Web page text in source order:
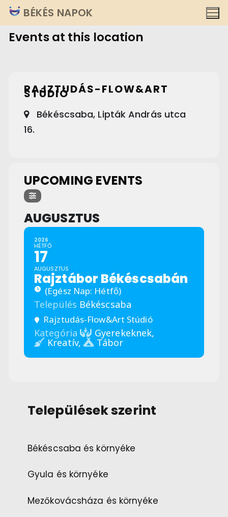
Ugrás
a
tartalomra
BÉKÉS NAPOK
Events at this location
RAJZTUDÁS-FLOW&ART
STÚDIÓ
Békéscsaba, Lipták András utca
16.
UPCOMING EVENTS
AUGUSZTUS
2026
HÉTFŐ
17
AUGUSZTUS
Rajztábor Békéscsabán
(Egész Nap: Hétfő)
Település Békéscsaba
Rajztudás-Flow&Art Stúdió
Kategória Gyerekeknek,
Kreatív, Tábor
Települések szerint
Békéscsaba és környéke
Gyula és környéke
Mezőkovácsháza és környéke